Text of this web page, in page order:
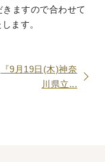
ますので合わせて
ます。
『9月19日(木)神奈
川県立...